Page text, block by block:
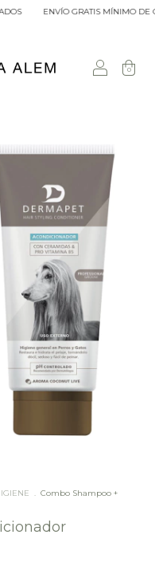
ENVÍO GRATIS MÍNIMO DE
0
. Combo Shampoo +